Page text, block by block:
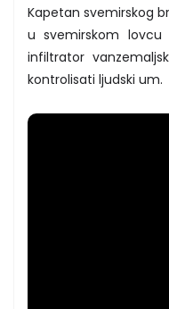
Kapetan svemirskog
u svemirskom
infiltrator
kontrolisati ljudski um.